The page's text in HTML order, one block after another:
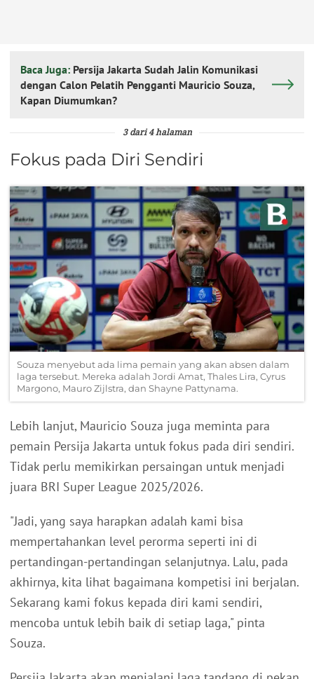
Baca Juga: Persija Jakarta Sudah Jalin Komunikasi
dengan Calon Pelatih Pengganti Mauricio Souza,
Kapan Diumumkan?
3 dari 4 halaman
Fokus pada Diri Sendiri
Souza menyebut ada lima pemain yang akan absen dalam
laga tersebut. Mereka adalah Jordi Amat, Thales Lira, Cyrus
Margono, Mauro Zijlstra, dan Shayne Pattynama.
Lebih lanjut, Mauricio Souza juga meminta para
pemain Persija Jakarta untuk fokus pada diri sendiri.
Tidak perlu memikirkan persaingan untuk menjadi
juara BRI Super League 2025/2026.
"Jadi, yang saya harapkan adalah kami bisa
mempertahankan level perorma seperti ini di
pertandingan-pertandingan selanjutnya. Lalu, pada
akhirnya, kita lihat bagaimana kompetisi ini berjalan.
Sekarang kami fokus kepada diri kami sendiri,
mencoba untuk lebih baik di setiap laga," pinta
Souza.